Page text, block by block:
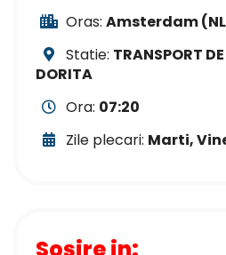
Oras: Amsterdam
Statie: TRANSPORT
DORITA
Ora: 07:20
Zile plecari: Marti,